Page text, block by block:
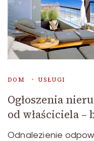
DOM USŁUGI
Ogłoszenia
od właściciela –
Odnalezienie